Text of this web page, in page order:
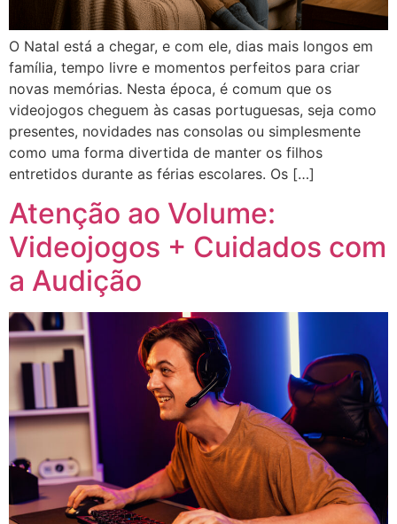
O Natal está a chegar, e com ele, dias mais longos em
família, tempo livre e momentos perfeitos para criar
novas memórias. Nesta época, é comum que os
videojogos cheguem às casas portuguesas, seja como
presentes, novidades nas consolas ou simplesmente
como uma forma divertida de manter os filhos
entretidos durante as férias escolares. Os […]
Atenção ao Volume:
Videojogos + Cuidados com
a Audição